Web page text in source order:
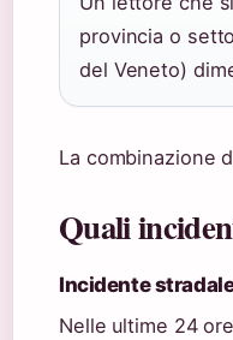
provincia o
del Veneto)
La combinazione
Quali
Incidente
Nelle ultime 24